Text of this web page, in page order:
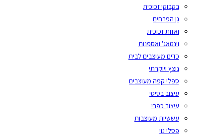
בקבוקי זכוכית
גן הפרחים
ואזות זכוכית
וינטאג' ואספנות
כדים מעוצבים לבית
נוצץ ויוקרתי
ספלי קפה מעוצבים
עיצוב בסיסי
עיצוב כפרי
עששיות מעוצבות
פסלי נוי